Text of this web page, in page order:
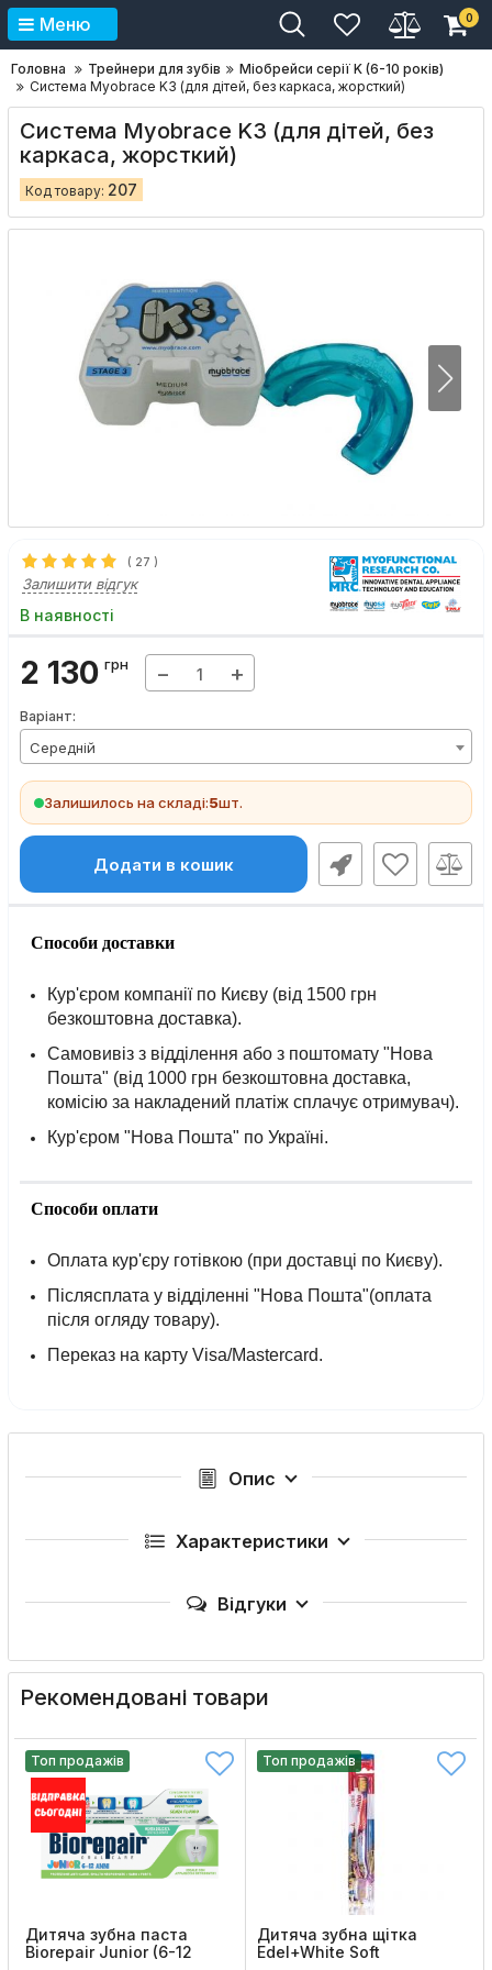
Меню 0
Головна Трейнери для зубів
Міобрейси серії K (6-10 років)
Система Myobrace K3 (для дітей, без каркаса, жорсткий)
Система Myobrace K3 (для дітей, без
каркаса, жорсткий)
Код товару: 207
( 27 )
Залишити відгук
В наявності
2 130 грн − +
Варіант:
Середній
Залишилось на складі:5шт.
Додати в кошик
Способи доставки
Кур'єром компанії по Києву (від 1500 грн
безкоштовна доставка).
Самовивіз з відділення або з поштомату "Нова
Пошта" (від 1000 грн безкоштовна доставка,
комісію за накладений платіж сплачує отримувач).
Кур'єром "Нова Пошта" по Україні.
Способи оплати
Оплата кур'єру готівкою (при доставці по Києву).
Післясплата у відділенні "Нова Пошта"(оплата
після огляду товару).
Переказ на карту Visa/Mastercard.
Опис
Характеристики
Відгуки
Рекомендовані товари
Топ продажів
Дитяча зубна паста
Biorepair Junior (6-12
Топ продажів
Дитяча зубна щітка
Edel+White Soft